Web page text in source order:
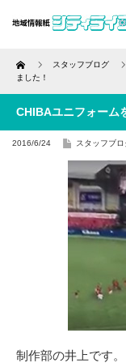
Home スタッフブログ
ました！
CHIBAユニフォーム
2016/6/24 スタッフブロ
制作部の井上です。